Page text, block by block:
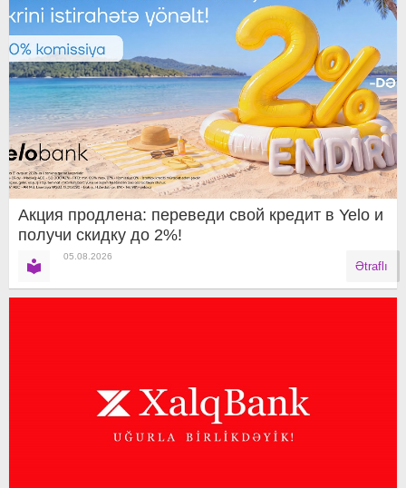
Акция продлена: переведи свой кредит в Yelo и
получи скидку до 2%!
05.08.2026
Ətraflı